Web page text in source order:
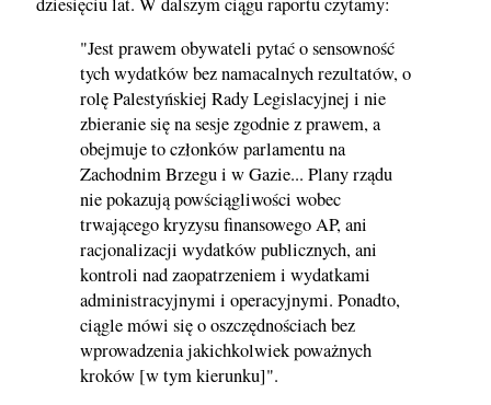
"Jest prawem obywateli pytać o sensowność
tych wydatków bez namacalnych rezultatów, o
rolę Palestyńskiej Rady Legislacyjnej i nie
zbieranie się na sesje zgodnie z prawem, a
obejmuje to członków parlamentu na
Zachodnim Brzegu i w Gazie... Plany rządu
nie pokazują powściągliwości wobec
trwającego kryzysu finansowego AP, ani
racjonalizacji wydatków publicznych, ani
kontroli nad zaopatrzeniem i wydatkami
administracyjnymi i operacyjnymi. Ponadto,
ciągle mówi się o oszczędnościach bez
wprowadzenia jakichkolwiek poważnych
kroków [w tym kierunku]".